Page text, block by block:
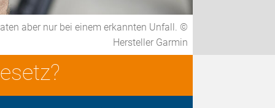
aber nur bei einem erkannten Unfall. ©
Hersteller Garmin